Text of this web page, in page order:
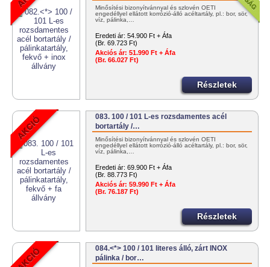
Minősítési bizonyítvánnyal és szlovén OÉTI
engedéllyel ellátott korrózió-álló acéltartály, pl.: bor, sör,
víz, pálinka,…
Eredeti ár: 54.900 Ft + Áfa
(Br. 69.723 Ft)
Akciós ár: 51.990 Ft + Áfa
(Br. 66.027 Ft)
Részletek
083. 100 / 101 L-es rozsdamentes acél
bortartály /…
Minősítési bizonyítvánnyal és szlovén OÉTI
engedéllyel ellátott korrózió-álló acéltartály, pl.: bor, sör,
víz, pálinka,…
Eredeti ár: 69.900 Ft + Áfa
(Br. 88.773 Ft)
Akciós ár: 59.990 Ft + Áfa
(Br. 76.187 Ft)
Részletek
084.<*> 100 / 101 literes álló, zárt INOX
pálinka / bor…